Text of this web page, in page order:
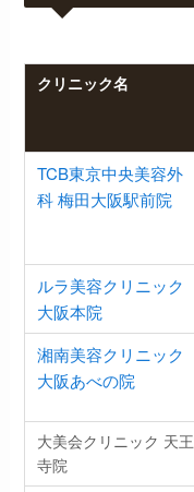
クリニック名
TCB東京中央美容外
科 梅田大阪駅前院
ルラ美容クリニック
大阪本院
湘南美容クリニック
大阪あべの院
大美会クリニック 天王
寺院